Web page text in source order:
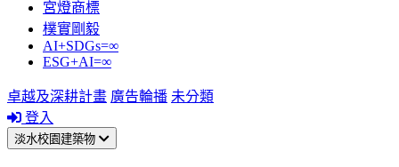
宮燈商標
樸實剛毅
AI+SDGs=∞
ESG+AI=∞
卓越及深耕計畫 廣告輪播 未分類
登入
淡水校園建築物